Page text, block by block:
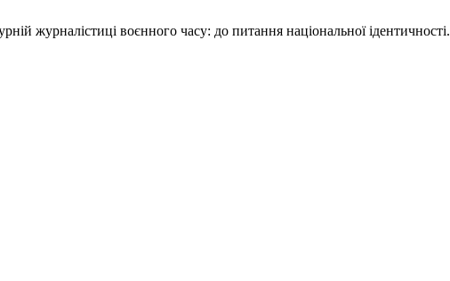
журналістиці воєнного часу: до питання національної ідентичності.